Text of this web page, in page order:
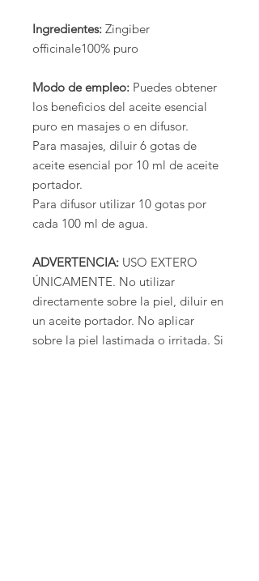
Ingredientes: Zingiber
officinale100% puro
Modo de empleo: Puedes obtener
los beneficios del aceite esencial
puro en masajes o en difusor.
Para masajes, diluir 6 gotas de
aceite esencial por 10 ml de aceite
portador.
Para difusor utilizar 10 gotas por
cada 100 ml de agua.
ADVERTENCIA: USO EXTERO
ÚNICAMENTE. No utilizar
directamente sobre la piel, diluir en
un aceite portador. No aplicar
sobre la piel lastimada o irritada. Si